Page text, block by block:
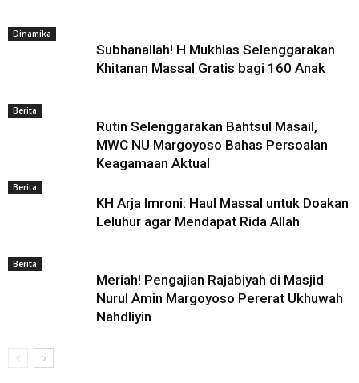
Dinamika
Subhanallah! H Mukhlas Selenggarakan
Khitanan Massal Gratis bagi 160 Anak
Berita
Rutin Selenggarakan Bahtsul Masail,
MWC NU Margoyoso Bahas Persoalan
Keagamaan Aktual
Berita
KH Arja Imroni: Haul Massal untuk Doakan
Leluhur agar Mendapat Rida Allah
Berita
Meriah! Pengajian Rajabiyah di Masjid
Nurul Amin Margoyoso Pererat Ukhuwah
Nahdliyin